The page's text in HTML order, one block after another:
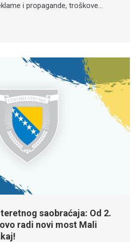
i propagande, troškove…
saobraćaja: Od 2.
radi novi most Mali